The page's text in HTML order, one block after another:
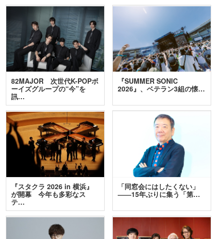
82MAJOR 次世代K-POPボ
ーイズグループの“今”を
訊…
『SUMMER SONIC
2026』、ベテラン3組の懐…
『スタクラ 2026 in 横浜』
が開幕 今年も多彩なス
テ…
「同窓会にはしたくない」
――15年ぶりに集う「第…